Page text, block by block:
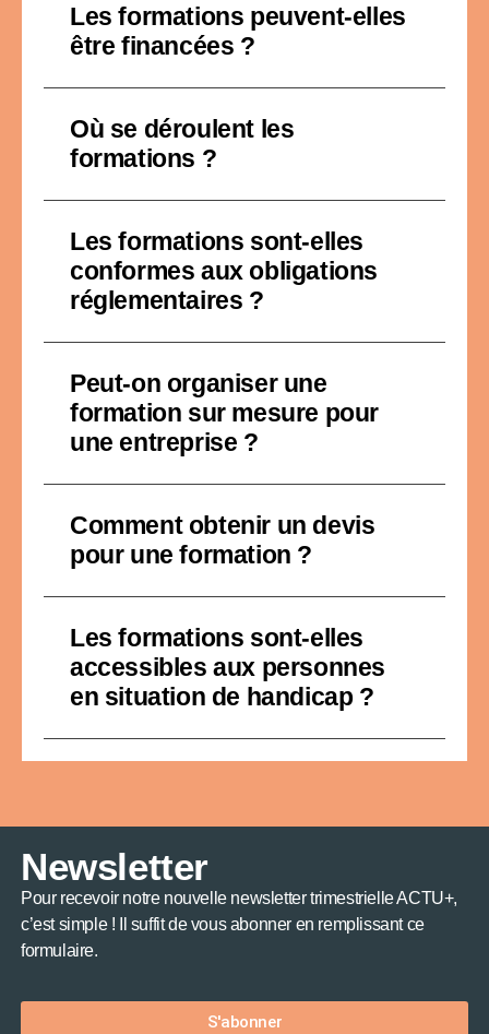
Les formations peuvent-elles
être financées ?
Où se déroulent les
formations ?
Les formations sont-elles
conformes aux obligations
réglementaires ?
Peut-on organiser une
formation sur mesure pour
une entreprise ?
Comment obtenir un devis
pour une formation ?
Les formations sont-elles
accessibles aux personnes
en situation de handicap ?
Newsletter
Pour recevoir notre nouvelle newsletter trimestrielle ACTU+,
c’est simple ! Il suffit de vous abonner en remplissant ce
formulaire.
S'abonner